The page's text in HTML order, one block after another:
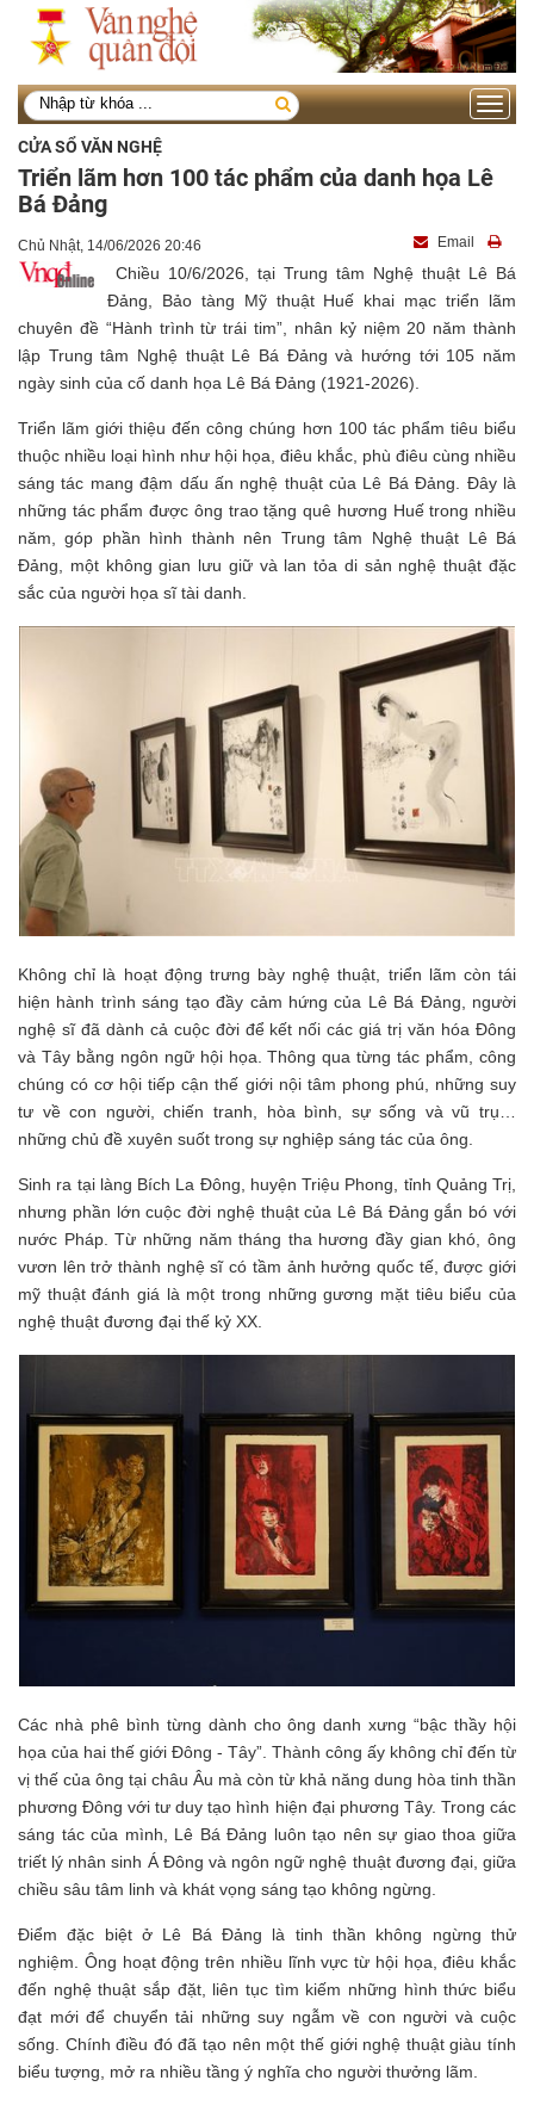
Toggle
CỬA SỔ VĂN NGHỆ
Triển lãm hơn 100 tác phẩm của danh họa Lê
Bá Đảng
Chủ Nhật, 14/06/2026 20:46 Email
Chiều 10/6/2026, tại Trung tâm Nghệ thuật Lê Bá
Đảng, Bảo tàng Mỹ thuật Huế khai mạc triển lãm
chuyên đề “Hành trình từ trái tim”, nhân kỷ niệm 20 năm thành
lập Trung tâm Nghệ thuật Lê Bá Đảng và hướng tới 105 năm
ngày sinh của cố danh họa Lê Bá Đảng (1921-2026).
Triển lãm giới thiệu đến công chúng hơn 100 tác phẩm tiêu biểu
thuộc nhiều loại hình như hội họa, điêu khắc, phù điêu cùng nhiều
sáng tác mang đậm dấu ấn nghệ thuật của Lê Bá Đảng. Đây là
những tác phẩm được ông trao tặng quê hương Huế trong nhiều
năm, góp phần hình thành nên Trung tâm Nghệ thuật Lê Bá
Đảng, một không gian lưu giữ và lan tỏa di sản nghệ thuật đặc
sắc của người họa sĩ tài danh.
Không chỉ là hoạt động trưng bày nghệ thuật, triển lãm còn tái
hiện hành trình sáng tạo đầy cảm hứng của Lê Bá Đảng, người
nghệ sĩ đã dành cả cuộc đời để kết nối các giá trị văn hóa Đông
và Tây bằng ngôn ngữ hội họa. Thông qua từng tác phẩm, công
chúng có cơ hội tiếp cận thế giới nội tâm phong phú, những suy
tư về con người, chiến tranh, hòa bình, sự sống và vũ trụ…
những chủ đề xuyên suốt trong sự nghiệp sáng tác của ông.
Sinh ra tại làng Bích La Đông, huyện Triệu Phong, tỉnh Quảng Trị,
nhưng phần lớn cuộc đời nghệ thuật của Lê Bá Đảng gắn bó với
nước Pháp. Từ những năm tháng tha hương đầy gian khó, ông
vươn lên trở thành nghệ sĩ có tầm ảnh hưởng quốc tế, được giới
mỹ thuật đánh giá là một trong những gương mặt tiêu biểu của
nghệ thuật đương đại thế kỷ XX.
Các nhà phê bình từng dành cho ông danh xưng “bậc thầy hội
họa của hai thế giới Đông - Tây”. Thành công ấy không chỉ đến từ
vị thế của ông tại châu Âu mà còn từ khả năng dung hòa tinh thần
phương Đông với tư duy tạo hình hiện đại phương Tây. Trong các
sáng tác của mình, Lê Bá Đảng luôn tạo nên sự giao thoa giữa
triết lý nhân sinh Á Đông và ngôn ngữ nghệ thuật đương đại, giữa
chiều sâu tâm linh và khát vọng sáng tạo không ngừng.
Điểm đặc biệt ở Lê Bá Đảng là tinh thần không ngừng thử
nghiệm. Ông hoạt động trên nhiều lĩnh vực từ hội họa, điêu khắc
đến nghệ thuật sắp đặt, liên tục tìm kiếm những hình thức biểu
đạt mới để chuyển tải những suy ngẫm về con người và cuộc
sống. Chính điều đó đã tạo nên một thế giới nghệ thuật giàu tính
biểu tượng, mở ra nhiều tầng ý nghĩa cho người thưởng lãm.